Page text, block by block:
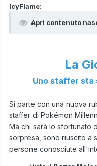
IcyFlame:
Apri contenuto
La
Uno staffer sta
Si parte con una nuova
staffer di Pokémon
Ma chi sarà lo sfortunato
sorpresa, sono riuscito a
persone conosciute